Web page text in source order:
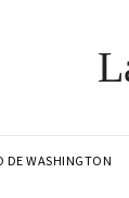
DE WASHINGTON